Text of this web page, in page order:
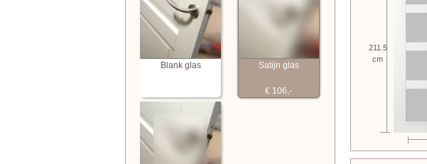
Blank glas Satijn glas
€ 106,-
211.5
cm